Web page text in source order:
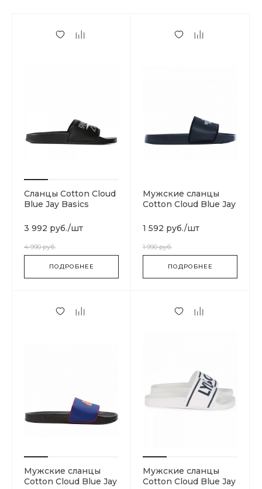
Сланцы Cotton Cloud
Blue Jay Basics
3 992 руб./шт
4 990 руб.
ПОДРОБНЕЕ
Мужские сланцы
Cotton Cloud Blue Jay
1 592 руб./шт
1 990 руб.
ПОДРОБНЕЕ
Мужские сланцы
Cotton Cloud Blue Jay
Мужские сланцы
Cotton Cloud Blue Jay